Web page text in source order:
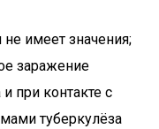
имеет значения;
заражение
при контакте с
туберкулёза